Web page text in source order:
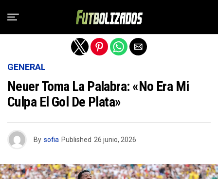
GENERAL
Neuer Toma La Palabra: «No Era Mi
Culpa El Gol De Plata»
By sofia Published 26 junio, 2026
Salir de la versión móvil